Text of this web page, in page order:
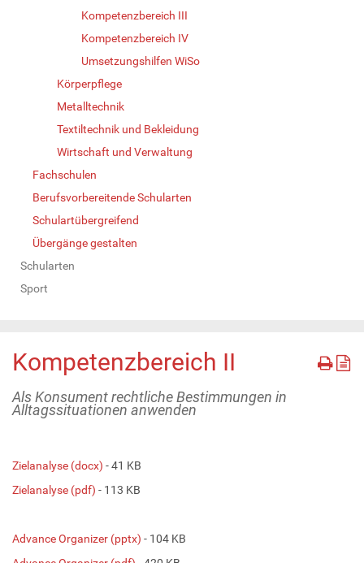
Kompetenzbereich III
Kompetenzbereich IV
Umsetzungshilfen WiSo
Körperpflege
Metalltechnik
Textiltechnik und Bekleidung
Wirtschaft und Verwaltung
Fachschulen
Berufsvorbereitende Schularten
Schulartübergreifend
Übergänge gestalten
Schularten
Sport
Kompetenzbereich II
Als Konsument rechtliche Bestimmungen in
Alltagssituationen anwenden
Zielanalyse (docx) - 41 KB
Zielanalyse (pdf) - 113 KB
Advance Organizer (pptx) - 104 KB